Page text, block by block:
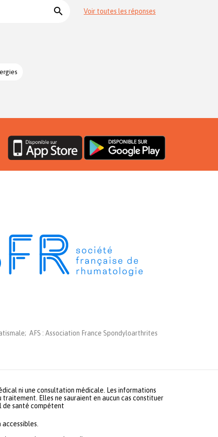
search Voir toutes les réponses
AFS : Association France Spondyloarthrites
ni une consultation médicale. Les informations
Elles ne sauraient en aucun cas constituer
de santé compétent